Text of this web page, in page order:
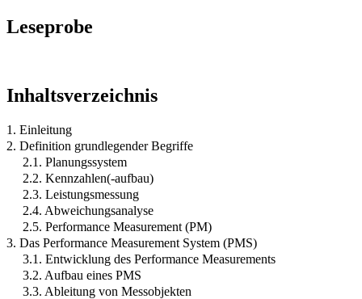
Leseprobe
Inhaltsverzeichnis
1. Einleitung
2. Definition grundlegender Begriffe
2.1. Planungssystem
2.2. Kennzahlen(-aufbau)
2.3. Leistungsmessung
2.4. Abweichungsanalyse
2.5. Performance Measurement (PM)
3. Das Performance Measurement System (PMS)
3.1. Entwicklung des Performance Measurements
3.2. Aufbau eines PMS
3.3. Ableitung von Messobjekten